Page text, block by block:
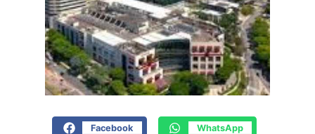
Facebook WhatsApp